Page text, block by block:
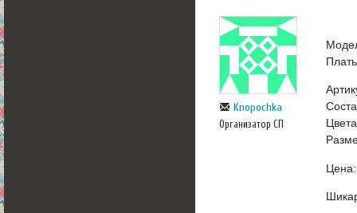
Knopochka
Организатор СП